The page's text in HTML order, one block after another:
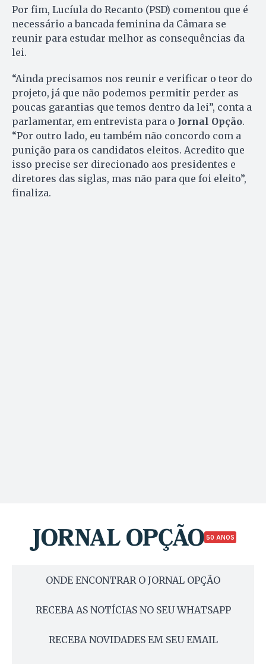
Por fim, Lucíula do Recanto (PSD) comentou que é
necessário a bancada feminina da Câmara se
reunir para estudar melhor as consequências da
lei.
“Ainda precisamos nos reunir e verificar o teor do
projeto, já que não podemos permitir perder as
poucas garantias que temos dentro da lei”, conta a
parlamentar, em entrevista para o Jornal Opção.
“Por outro lado, eu também não concordo com a
punição para os candidatos eleitos. Acredito que
isso precise ser direcionado aos presidentes e
diretores das siglas, mas não para que foi eleito”,
finaliza.
50 ANOS
ONDE ENCONTRAR O JORNAL OPÇÃO
RECEBA AS NOTÍCIAS NO SEU WHATSAPP
RECEBA NOVIDADES EM SEU EMAIL